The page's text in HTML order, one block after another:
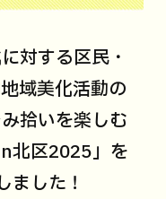
対する区民・
域美化活動の
拾いを楽しむ
北区2025」を
した！